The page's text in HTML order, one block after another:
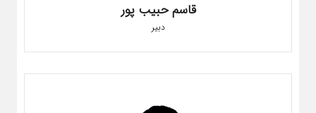
قاسم حبیب پور
دبیر